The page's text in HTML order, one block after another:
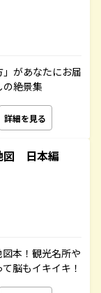
があなたにお届
の絶景集
詳細を見る
図 日本編
本！観光名所や
脳もイキイキ！